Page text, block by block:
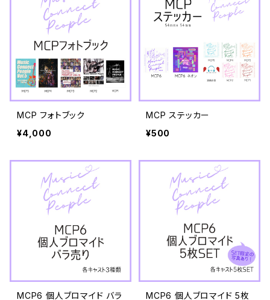
MCP フォトブック
¥4,000
MCP ステッカー
¥500
MCP6 個人ブロマイド バラ
MCP6 個人ブロマイド 5枚